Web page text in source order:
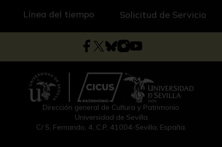
Línea del tiempo Solicitud de Servicio
Dirección general de Cultura y Patrimonio
Universidad de Sevilla
C/ S. Fernando, 4, C.P. 41004-Sevilla, España.